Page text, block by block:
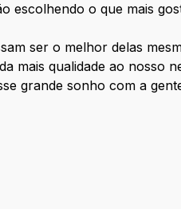
escolhendo o que mais
ser o melhor delas
mais qualidade ao nosso
grande sonho com a